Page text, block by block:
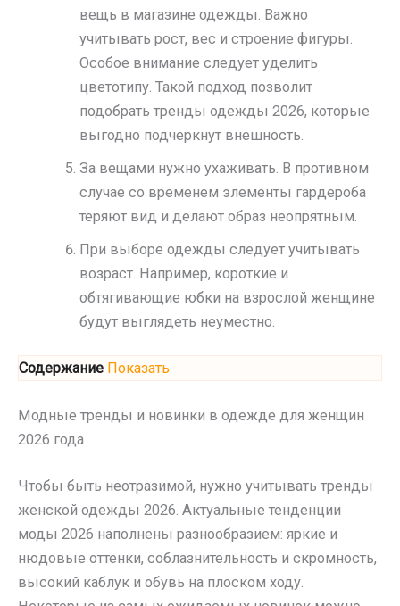
вещь в магазине одежды. Важно
учитывать рост, вес и строение фигуры.
Особое внимание следует уделить
цветотипу. Такой подход позволит
подобрать тренды одежды 2026, которые
выгодно подчеркнут внешность.
За вещами нужно ухаживать. В противном
случае со временем элементы гардероба
теряют вид и делают образ неопрятным.
При выборе одежды следует учитывать
возраст. Например, короткие и
обтягивающие юбки на взрослой женщине
будут выглядеть неуместно.
Содержание Показать
Модные тренды и новинки в одежде для женщин
2026 года
Чтобы быть неотразимой, нужно учитывать тренды
женской одежды 2026. Актуальные тенденции
моды 2026 наполнены разнообразием: яркие и
нюдовые оттенки, соблазнительность и скромность,
высокий каблук и обувь на плоском ходу.